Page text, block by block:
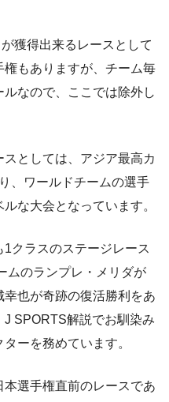
獲得出来るレースとして
もありますが、チーム毎
なので、ここでは除外し
としては、アジア最高カ
、ワールドチームの選手
な大会となっています。
1クラスのステージレース
ムのランプレ・メリダが
也が奇跡の復活勝利をあ
SPORTS解説でお馴染み
ーを務めています。
本選手権直前のレースであ